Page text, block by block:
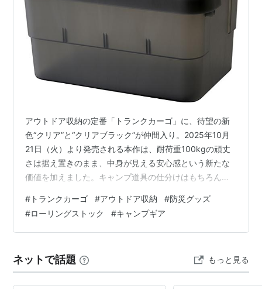
アウトドア収納の定番「トランクカーゴ」に、待望の新
色“クリア”と“クリアブラック”が仲間入り。2025年10月
21日（火）より発売される本作は、耐荷重100kgの頑丈
さは据え置きのまま、中身が見える安心感という新たな
価値を加えました。キャンプ道具の仕分けはもちろん、
収納まで、使い勝手を一段と高めるアップデートです。
「中が見えるだけで、探す・取り出す・入れ替えるが驚
くほどスムーズに。」—— クリアカラーがもたらす“管理
ア／クリアブラック”のここがスゴい 開発背景——“開け
ないと見えない”不便…
# トランクカーゴ #アウトドア収納 #防災グッズ
#ローリングストック #キャンプギア
ネットで話題 もっと見る